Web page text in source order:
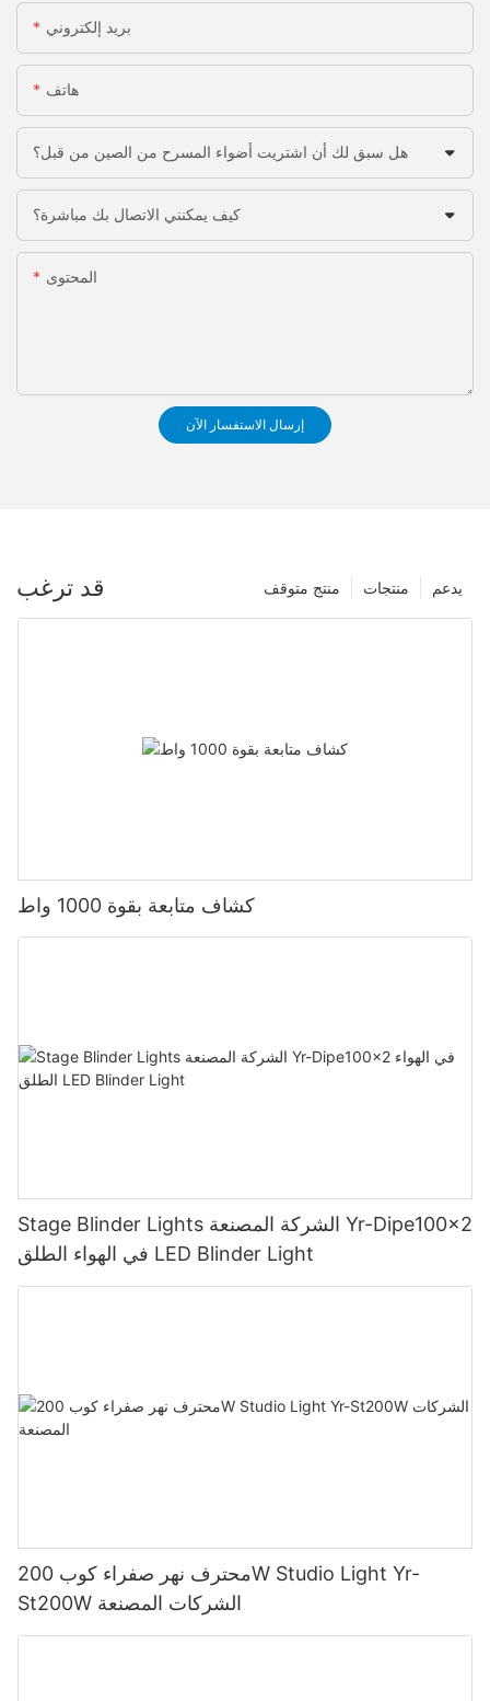
بريد إلكتروني
هاتف
هل سبق لك أن اشتريت أضواء المسرح من الصين من قبل؟
كيف يمكنني الاتصال بك مباشرة؟
المحتوى
إرسال الاستفسار الآن
قد ترغب يدعم منتجات منتج متوقف
كشاف متابعة بقوة 1000 واط
Stage Blinder Lights الشركة المصنعة Yr-Dipe100x2
في الهواء الطلق LED Blinder Light
محترف نهر صفراء كوب 200W Studio Light Yr-
St200W الشركات المصنعة